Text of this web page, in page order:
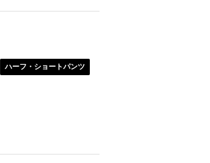
ハーフ・ショートパンツ